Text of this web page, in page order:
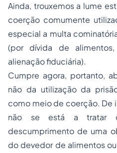
Ainda, trouxemos a lume
coerção comumente
especial a multa
(por dívida de
alienação fiduciária).
Cumpre agora, portanto,
não da utilização da
como meio de coerção. De
não se está a tratar
descumprimento de uma
do devedor de alimentos